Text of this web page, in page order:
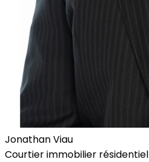
Jonathan Viau
Courtier immobilier résidentiel